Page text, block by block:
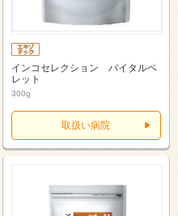
インコセレクション バイタルペ
レット
300g
取扱い病院